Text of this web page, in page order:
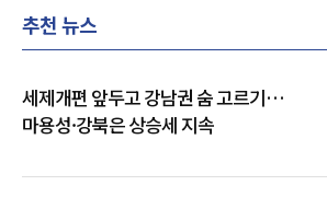
추천 뉴스
세제개편 앞두고 강남권 숨 고르기…
마용성·강북은 상승세 지속